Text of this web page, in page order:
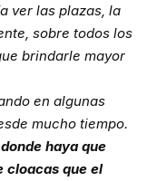
ver las plazas, la
sobre todos los
brindarle mayor
en algunas
mucho tiempo.
haya que
cloacas que el